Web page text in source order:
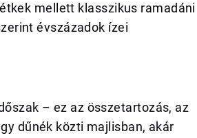
mellett klasszikus ramadáni
évszázadok ízei
– ez az összetartozás, az
dűnék közti majlisban, akár